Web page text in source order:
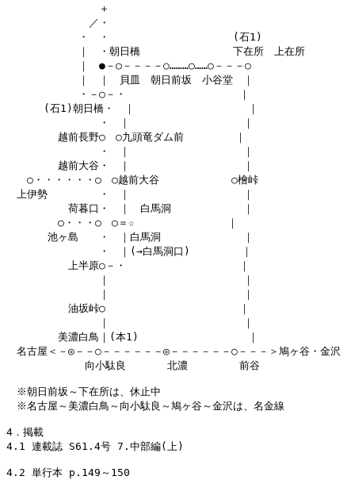
＋
／・
・　・　　　　　　　　　　　　(石1)
｜　・朝日橋　　　　　　　　　下在所　上在所
｜　●－○－－－－○………○……○－－－○
｜　｜　貝皿　朝日前坂　小谷堂　｜
・－○－・　　　　　　　　　　　｜
(石1)朝日橋・　｜　　　　　　　　　　　｜
・　｜　　　　　　　　　　　｜
越前長野○　○九頭竜ダム前　　　　　｜
・　｜　　　　　　　　　　　｜
越前大谷・　｜　　　　　　　　　　　｜
○・・・・・・○　○越前大谷　　　　　　　○檜峠
上伊勢　　　　　・　｜　　　　　　　　　　　｜
荷暮口・　｜　白馬洞　　　　　　　｜
○・・・○　○＝☆　　　　　　　　　｜
池ヶ島　　・　｜白馬洞　　　　　　　　｜
・　｜(→白馬洞口)　　　　　｜
上半原○－・　　　　　　　　　　　｜
｜　　　　　　　　　　　　　｜
｜　　　　　　　　　　　　　｜
油坂峠○　　　　　　　　　　　　　｜
｜　　　　　　　　　　　　　｜
美濃白鳥｜(本1) 　　　　　　　　　　｜
名古屋＜－◎－－○－－－－－－◎－－－－－－○－－－＞鳩ヶ谷・金沢
向小駄良　　　　北濃　　　　　前谷
※朝日前坂～下在所は、休止中
※名古屋～美濃白鳥～向小駄良～鳩ヶ谷～金沢は、名金線
4．掲載
4.1 連載誌 S61.4号 7.中部編(上)
4.2 単行本 p.149～150